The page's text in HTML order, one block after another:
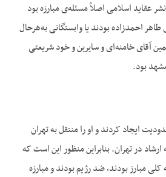
عقاید اسلامی اصلاً مسئله‌ی مبارزه بود
احمدزاده بودند یا وابستگانی به‌هرحال
آقای خامنه‌ای و سایرین و خود شریعتی
بود.
ایجاد کردند و او را منتقل به تهران
در تهران. بنابراین منظور این است که
مبارز بودند، ضد رژیم بودند و مبارزه